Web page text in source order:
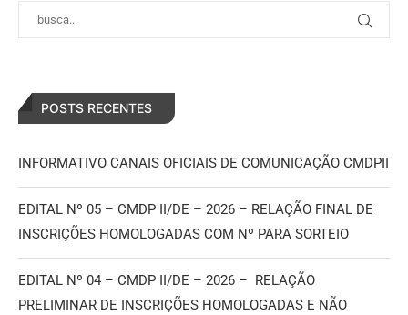
POSTS RECENTES
INFORMATIVO CANAIS OFICIAIS DE COMUNICAÇÃO CMDPII
EDITAL Nº 05 – CMDP II/DE – 2026 – RELAÇÃO FINAL DE
INSCRIÇÕES HOMOLOGADAS COM Nº PARA SORTEIO
EDITAL Nº 04 – CMDP II/DE – 2026 – RELAÇÃO
PRELIMINAR DE INSCRIÇÕES HOMOLOGADAS E NÃO